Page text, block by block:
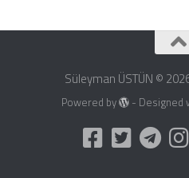
Süleyman ÜSTÜN ©
Powered by - Designed